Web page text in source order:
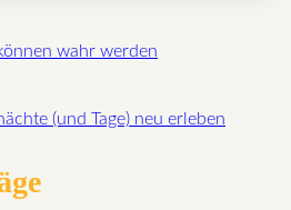
wahr werden
(und Tage) neu erleben